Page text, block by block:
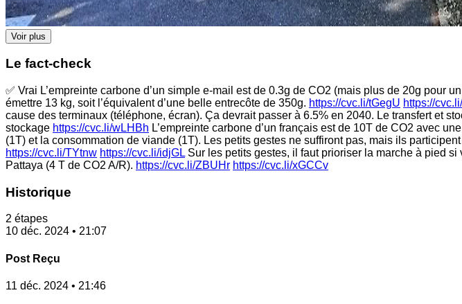
Voir plus
Le fact-check
✅ Vrai L’empreinte carbone d’un simple e-mail est de 0.3g de CO2 (mais plus de 20g
émettre 13 kg, soit l’équivalent d’une belle entrecôte de 350g. https://cvc.li/tGegU https://
cause des terminaux (téléphone, écran). Ça devrait passer à 6.5% en 2040. Le transfert et
stockage https://cvc.li/wLHBh L’empreinte carbone d’un français est de 10T de CO2 avec
(1T) et la consommation de viande (1T). Les petits gestes ne suffiront pas, mais ils
https://cvc.li/TYtnw https://cvc.li/idjGL Sur les petits gestes, il faut prioriser la marche à pied
Pattaya (4 T de CO2 A/R). https://cvc.li/ZBUHr https://cvc.li/xGCCv
Historique
2 étapes
10 déc. 2024 • 21:07
Post Reçu
11 déc. 2024 • 21:46